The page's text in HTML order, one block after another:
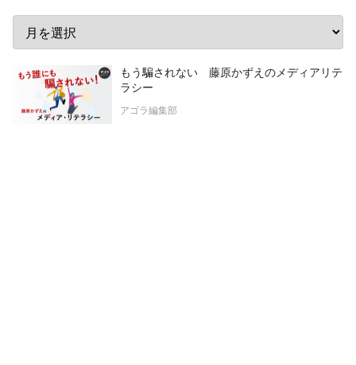
もう騙されない 藤原かずえのメディアリテ
ラシー
アゴラ編集部